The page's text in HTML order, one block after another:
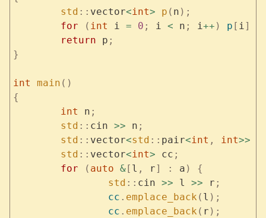
	std
:: vector<int> p ( n );
	for
( int i = 0 ; i < n ; i++ ) p [ i]
	return
p ;
}
int main ()
{
	int
n ;
	std
:: cin >> n ;
	std
:: vector<std :: pair<int , int>>
	std
:: vector<int> cc ;
	for
( auto &[ l , r] : a )
{
		std
:: cin >> l >> r ;
		cc
. emplace_back ( l );
		cc
. emplace_back ( r );